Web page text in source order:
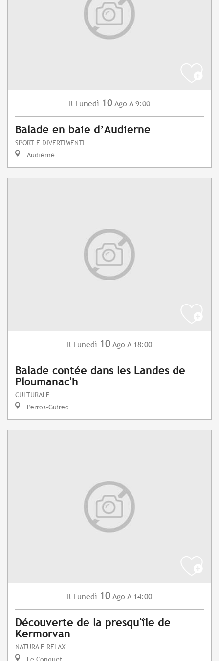
Il Lunedì 10 Ago A 9:00
Balade en baie d’Audierne
SPORT E DIVERTIMENTI
Audierne
Il Lunedì 10 Ago A 18:00
Balade contée dans les Landes de
Ploumanac'h
CULTURALE
Perros-Guirec
Il Lunedì 10 Ago A 14:00
Découverte de la presqu'île de
Kermorvan
NATURA E RELAX
Le Conquet